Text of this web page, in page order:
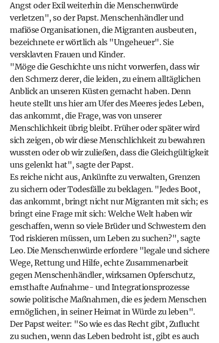
Angst oder Exil weiterhin die Menschenwürde
verletzen", so der Papst. Menschenhändler und
mafiöse Organisationen, die Migranten ausbeuten,
bezeichnete er wörtlich als "Ungeheuer". Sie
versklavten Frauen und Kinder.
"Möge die Geschichte uns nicht vorwerfen, dass wir
den Schmerz derer, die leiden, zu einem alltäglichen
Anblick an unseren Küsten gemacht haben. Denn
heute stellt uns hier am Ufer des Meeres jedes Leben,
das ankommt, die Frage, was von unserer
Menschlichkeit übrig bleibt. Früher oder später wird
sich zeigen, ob wir diese Menschlichkeit zu bewahren
wussten oder ob wir zuließen, dass die Gleichgültigkeit
uns gelenkt hat", sagte der Papst.
Es reiche nicht aus, Ankünfte zu verwalten, Grenzen
zu sichern oder Todesfälle zu beklagen. "Jedes Boot,
das ankommt, bringt nicht nur Migranten mit sich; es
bringt eine Frage mit sich: Welche Welt haben wir
geschaffen, wenn so viele Brüder und Schwestern den
Tod riskieren müssen, um Leben zu suchen?", sagte
Leo. Die Menschenwürde erfordere "legale und sichere
Wege, Rettung und Hilfe, echte Zusammenarbeit
gegen Menschenhändler, wirksamen Opferschutz,
ernsthafte Aufnahme- und Integrationsprozesse
sowie politische Maßnahmen, die es jedem Menschen
ermöglichen, in seiner Heimat in Würde zu leben".
Der Papst weiter: "So wie es das Recht gibt, Zuflucht
zu suchen, wenn das Leben bedroht ist, gibt es auch